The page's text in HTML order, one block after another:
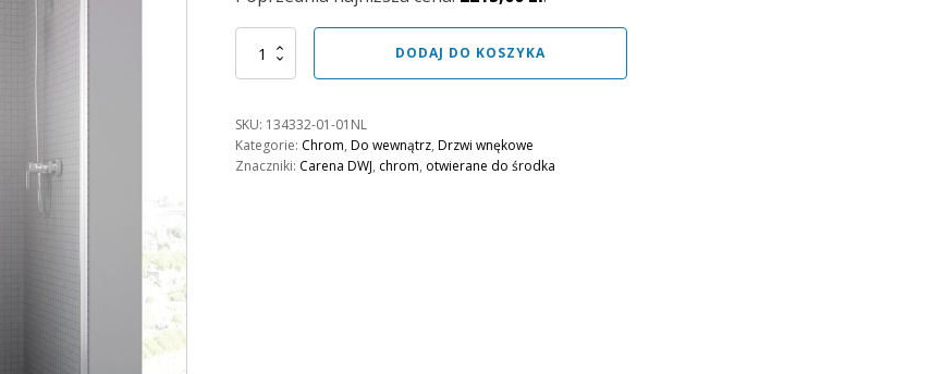
2461,00 zł.2215,00 zł.
ilość
DWJ
120
lewe
DODAJ DO KOSZYKA
SKU: 134332-01-01NL
Kategorie: Chrom, Do wewnątrz, Drzwi wnękowe
Znaczniki: Carena DWJ, chrom, otwierane do środka